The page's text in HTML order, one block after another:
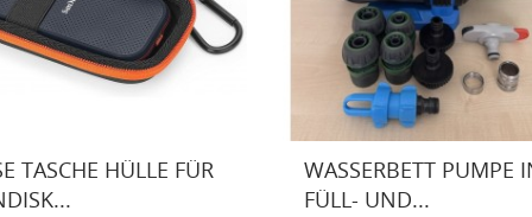
PUMPE INKL.
UND...
GILLETTE MACH3
RASIERKLINGEN